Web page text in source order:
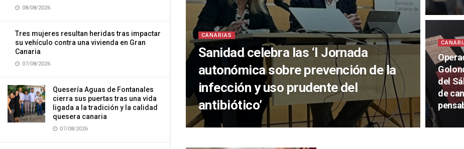
08/08/2026
Tres mujeres resultan heridas tras impactar
su vehículo contra una vivienda en Gran
Canaria
07/08/2026
Quesería Aguas de Fontanales
cierra sus puertas tras una vida
ligada a la tradición y la calidad
quesera canaria
07/08/2026
CANARIAS
Sanidad celebra las ‘I Jornada
autonómica sobre prevención de la
infección y uso prudente del
antibiótico’
del
de